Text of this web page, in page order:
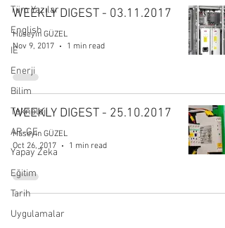
Tüm Yazılar
English
IE
Enerji
Bilim
Teknoloji
AR-GE
Yapay Zeka
Eğitim
Tarih
Uygulamalar
WEEKLY DIGEST - 03.11.2017
Hüseyin GÜZEL
Nov 9, 2017
1 min read
WEEKLY DIGEST - 25.10.2017
Hüseyin GÜZEL
Oct 26, 2017
1 min read